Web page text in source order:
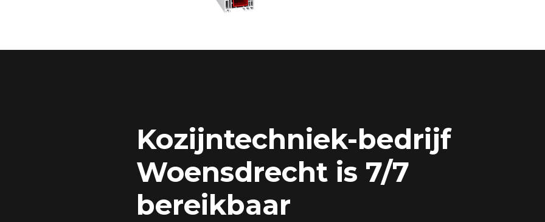
Kozijntechniek-bedrijf
Woensdrecht is 7/7
bereikbaar